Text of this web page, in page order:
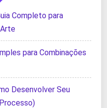
Completo para
para Combinações
Desenvolver Seu